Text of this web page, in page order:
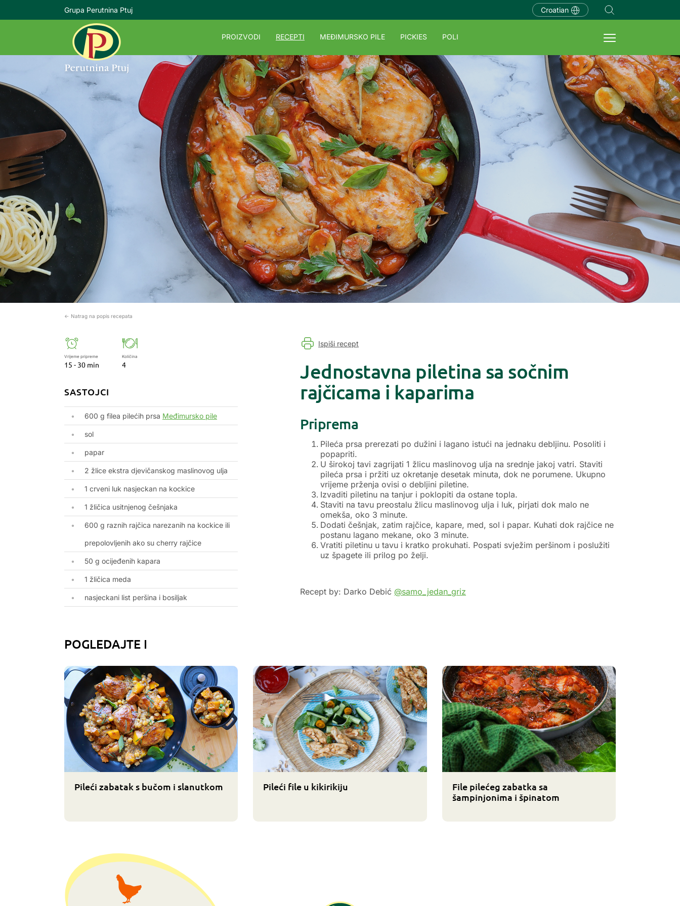
Grupa Perutnina Ptuj Croatian
PROIZVODI RECEPTI MEĐIMURSKO PILE PICKIES POLI
← Natrag na popis recepata
Vrijeme pripreme
15 - 30 min
Količina
4
SASTOJCI
600 g filea pilećih prsa Međimursko pile
sol
papar
2 žlice ekstra djevičanskog maslinovog ulja
1 crveni luk nasjeckan na kockice
1 žličica usitnjenog češnjaka
600 g raznih rajčica narezanih na kockice ili
prepolovljenih ako su cherry rajčice
50 g ocijeđenih kapara
1 žličica meda
nasjeckani list peršina i bosiljak
Ispiši recept
Jednostavna piletina sa sočnim
rajčicama i kaparima
Priprema
Pileća prsa prerezati po dužini i lagano istući na jednaku debljinu. Posoliti i
popapriti.
U širokoj tavi zagrijati 1 žlicu maslinovog ulja na srednje jakoj vatri. Staviti
pileća prsa i pržiti uz okretanje desetak minuta, dok ne porumene. Ukupno
vrijeme prženja ovisi o debljini piletine.
Izvaditi piletinu na tanjur i poklopiti da ostane topla.
Staviti na tavu preostalu žlicu maslinovog ulja i luk, pirjati dok malo ne
omekša, oko 3 minute.
Dodati češnjak, zatim rajčice, kapare, med, sol i papar. Kuhati dok rajčice ne
postanu lagano mekane, oko 3 minute.
Vratiti piletinu u tavu i kratko prokuhati. Pospati svježim peršinom i poslužiti
uz špagete ili prilog po želji.
Recept by: Darko Debić @samo_jedan_griz
POGLEDAJTE I
Pileći zabatak s bučom i slanutkom Pileći file u kikirikiju
File pilećeg zabatka sa
šampinjonima i špinatom